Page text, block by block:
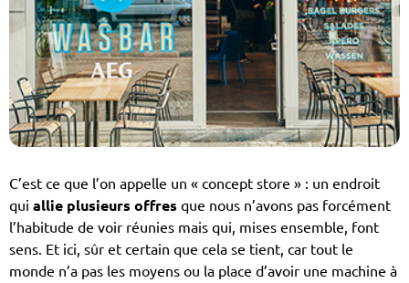
C’est ce que l’on appelle un « concept store » : un endroit
qui allie plusieurs offres que nous n’avons pas forcément
l’habitude de voir réunies mais qui, mises ensemble, font
sens. Et ici, sûr et certain que cela se tient, car tout le
monde n’a pas les moyens ou la place d’avoir une machine à